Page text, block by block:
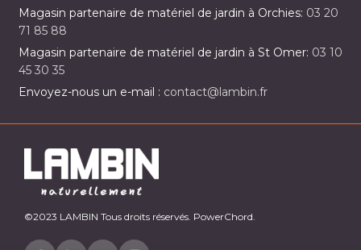
Magasin partenaire de matériel de jardin à Orchies: 03 20
71 85 88
Magasin partenaire de matériel de jardin à St Omer: 03 10
45 30 35
Envoyez-nous un e-mail : contact@lambin.fr
©2023 LAMBIN Tous droits réservés. PowerChord.